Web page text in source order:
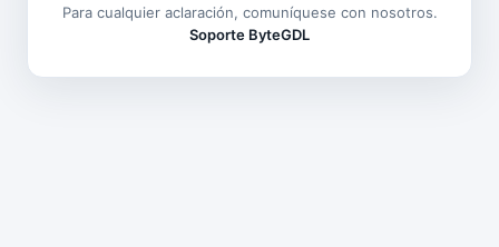
Para cualquier aclaración, comuníquese con nosotros.
Soporte ByteGDL